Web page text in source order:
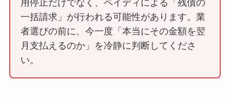
用停止だけでなく、ペイディによる「残債の
一括請求」が行われる可能性があります。業
者選びの前に、今一度「本当にその金額を翌
月支払えるのか」を冷静に判断してくださ
い。